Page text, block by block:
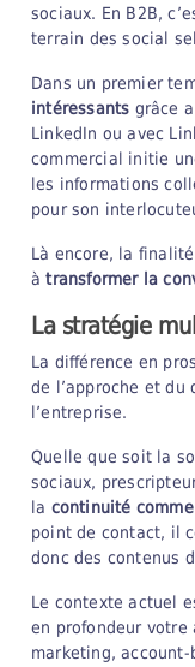
sociaux. En B2B,
terrain des social
Dans un premier
intéressants grâce
LinkedIn ou avec
commercial initie
les informations
pour son
Là encore, la
àtransformer la
La stratégie
La différence en
de l’approche et du
l’entreprise.
Quelle que soit la
sociaux,
la continuité
point de contact, il
donc des contenus
Le contexte actuel
en profondeur votre
marketing,